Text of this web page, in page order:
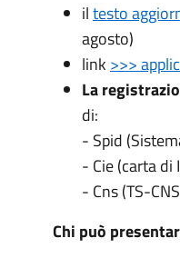
iltesto
agosto)
link >>>
La
di:
- Spid
- Cie (carta
- Cns (TS-
Chi può